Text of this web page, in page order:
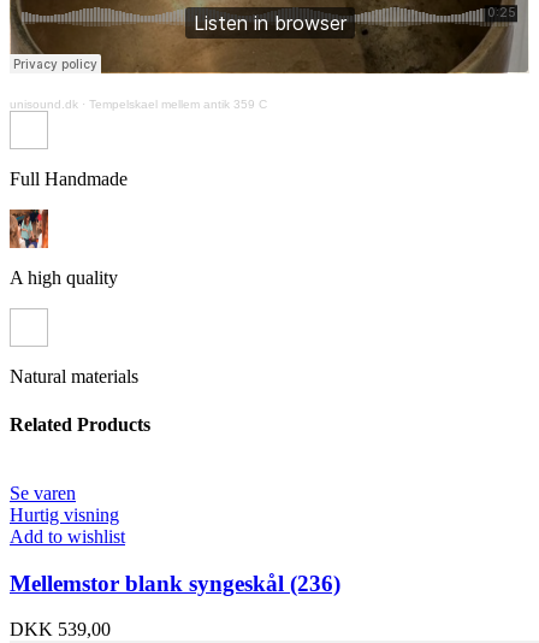
unisound.dk · Tempelskael mellem antik 359 C
Full Handmade
A high quality
Natural materials
Related Products
Se varen
Hurtig visning
Add to wishlist
Mellemstor blank syngeskål (236)
DKK 539,00